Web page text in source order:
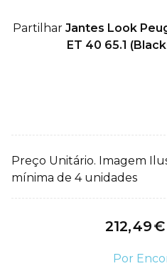
Partilhar Jantes Look
ET 40 65.1
Preço Unitário. Imagem
mínima de 4 unidades
212,49€
Por